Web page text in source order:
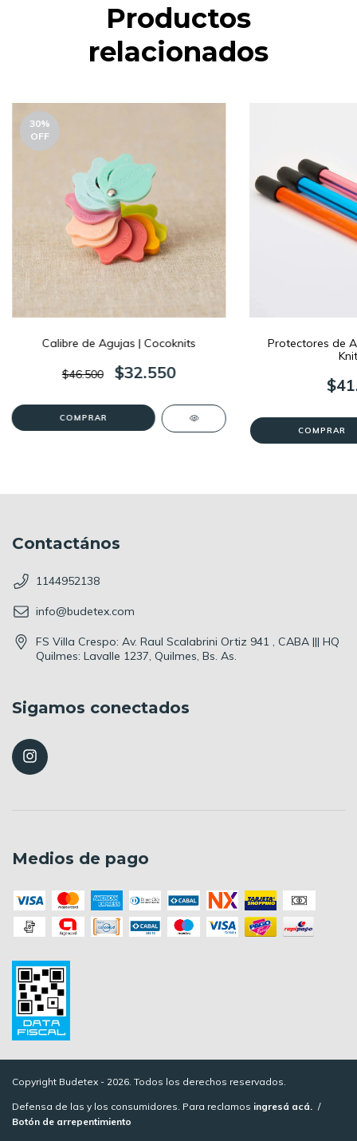
Productos
relacionados
30%
OFF
Calibre de Agujas | Cocoknits
$46.500 $32.550
Protectores de
Contactános
1144952138
info@budetex.com
FS Villa Crespo: Av. Raul Scalabrini Ortiz 941 , CABA ||| HQ
Quilmes: Lavalle 1237, Quilmes, Bs. As.
Sigamos conectados
Medios de pago
Copyright Budetex - 2026. Todos los derechos reservados.
Defensa de las y los consumidores. Para reclamos ingresá acá. /
Botón de arrepentimiento